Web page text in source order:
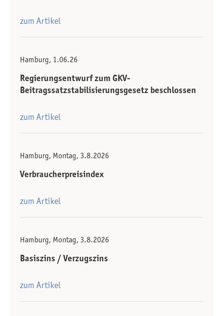
zum Artikel
Hamburg, 1.06.26
Regierungsentwurf zum GKV-
Beitragssatzstabilisierungsgesetz beschlossen
zum Artikel
Hamburg, Montag, 3.8.2026
Verbraucherpreisindex
zum Artikel
Hamburg, Montag, 3.8.2026
Basiszins / Verzugszins
zum Artikel